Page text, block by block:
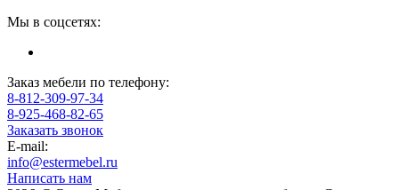
Мы в соцсетях:
Заказ мебели по телефону:
8-812-309-97-34
8-925-468-82-65
Заказать звонок
E-mail:
info@estermebel.ru
Написать нам